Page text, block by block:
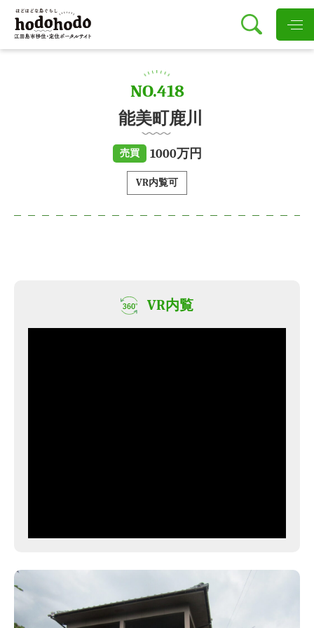
NO.418
能美町鹿川
売買 1000万円
VR内覧可
VR内覧